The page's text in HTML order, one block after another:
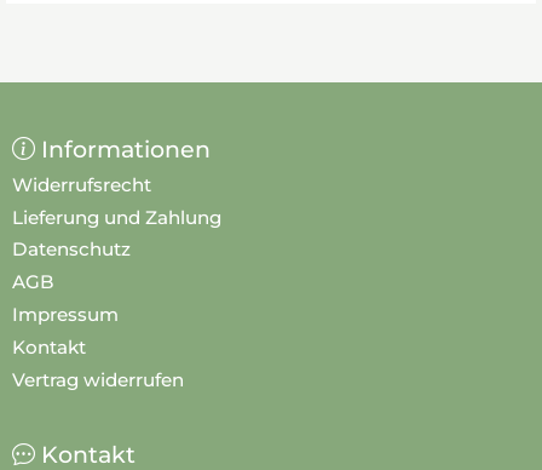
Informationen
Widerrufsrecht
Lieferung und Zahlung
Datenschutz
AGB
Impressum
Vertrag widerrufen